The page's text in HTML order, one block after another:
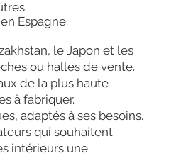
Espagne.
le Japon et les
ou halles de vente.
de la plus haute
à fabriquer.
adaptés à ses besoins.
qui souhaitent
intérieurs une